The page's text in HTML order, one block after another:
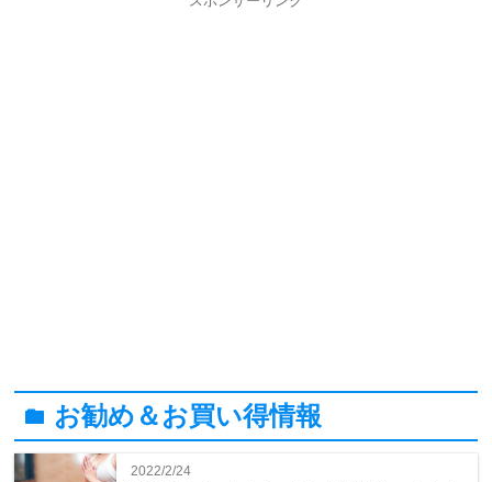
folder お勧め＆お買い得情報
2022/2/24